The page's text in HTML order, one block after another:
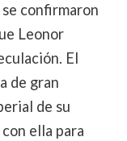
confirmaron
Leonor
El
de gran
de su
ella para